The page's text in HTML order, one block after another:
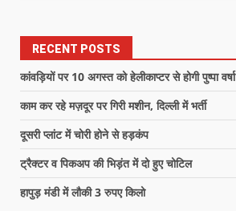
RECENT POSTS
कांवड़ियों पर 10 अगस्त को हेलीकाप्टर से होगी पुष्पा वर्षा
काम कर रहे मज़दूर पर गिरी मशीन, दिल्ली में भर्ती
दूसरी प्लांट में चोरी होने से हड़कंप
ट्रैक्टर व पिकअप की भिड़ंत में दो हुए चोटिल
हापुड़ मंडी में लौकी 3 रुपए किलो